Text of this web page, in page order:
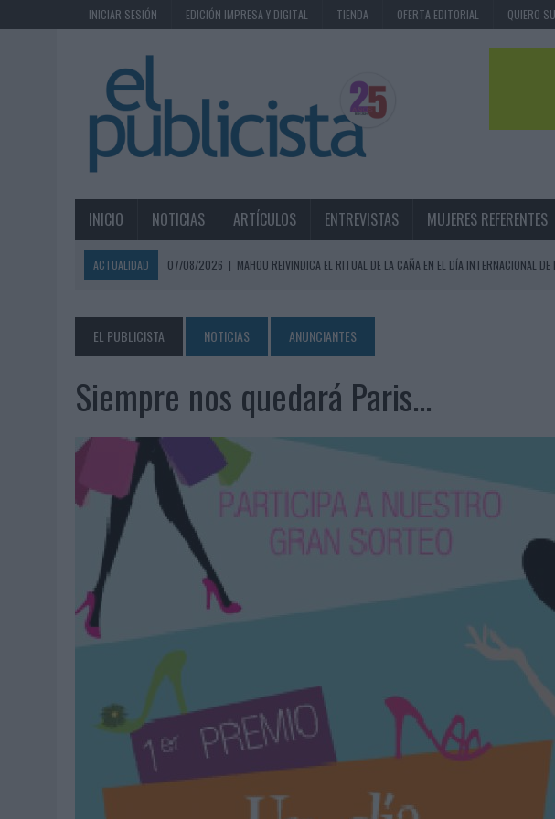
INICIAR SESIÓN EDICIÓN IMPRESA Y DIGITAL TIENDA OFERTA EDITORIAL QUIERO
INICIO NOTICIAS ARTÍCULOS ENTREVISTAS MUJERES REFERENTES
ACTUALIDAD 07/08/2026 | MAHOU REIVINDICA EL RITUAL DE LA CAÑA EN EL DÍA INTERNACIONAL DE
07/08/2026 | EL VERANO PONE A PRUEBA LA ESTRATEGIA DIGITAL DE LAS MARCAS
07/08/2026
VUELING CONVIERTE LOS RECUERDOS EN SOUVENIRS CON IA
07/08/2026 |
CUANDO SE APAGUE EL SOL, EL ECLIPSE DE 2026 PONDRÁ A PRUEBA LA CREATIVIDAD DE
06/08/2026
‘LA VUELTA’, DE FENOMENAL PARA MÁLAGA CF
06/08/2026
SIETE DE CADA DIEZ EMPRESAS ESPAÑOLAS NO INTEGRAN LA INFANCIA EN SU ESTRATEGIA
06/08/2026
LA TELEVISIÓN SIGUE LIDERANDO EL CONSUMO DE MEDIOS EN VERANO Y SUPERA AL
06/08/2026
EL USO DE LA IA GENERATIVA ALCANZA YA AL 62% DE LOS ESPAÑOLES
06/08/2026
SYSTEM1 NOMBRA A KIMBERLY BASTONI COMO NUEVA DIRECTORA COMERCIAL GLOBAL
06/08/2026
FRIGO Y UNIQLO LANZAN UNA COLECCIÓN PERSONALIZABLE INSPIRADA EN CORNETTO,
06/08/2026
LA IA ESTÁ SUBIENDO EL LISTÓN DE LA CREATIVIDAD
BEON WORLDWIDE LANZA RAÍZ URBANA PARA TRANSFORMAR EL PATRIMONIO
05/08/2026
FABRA COMUNICACIÓN INCORPORA A CASONÁ Y ASUME LA GESTIÓN DE SUS
05/08/2026 | LOPESAN HOTELS & RESORTS ACERCA EL PARAÍSO CANARIO EN SU ÚLTIMA CAMPAÑA
05/08/2026
LUIS ARQUILLOS (BURGO DE ARIAS): “LA CONSTRUCCIÓN DE MARCA A LARGO PLAZO Y
‘EL PARAÍSO MÁS CERCA’, DE 22GRADOS PARA LOPESAN HOTELS & RESORTS
EL PUBLICISTA NOTICIAS ANUNCIANTES
Siempre nos quedará Paris...